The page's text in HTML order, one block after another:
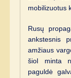
mobilizuotus
Rusų
ankstesnis
amžiaus
šiol minta
paguldė